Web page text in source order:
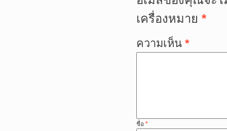
เครื่องหมาย *
ความเห็น *
ชื่อ *